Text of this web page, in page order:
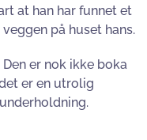
at han har funnet et
på huset hans.
er nok ikke boka
er en utrolig